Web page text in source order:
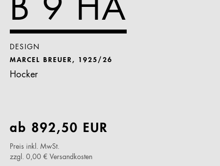
B 9 HA
DESIGN
MARCEL BREUER, 1925/26
Hocker
ab 892,50 EUR
Preis inkl. MwSt.
zzgl. 0,00 € Versandkosten